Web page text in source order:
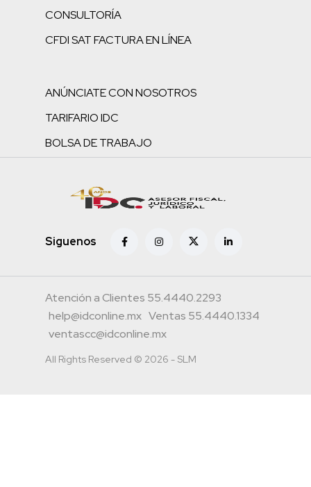
CONSULTORÍA
CFDI SAT FACTURA EN LÍNEA
ANÚNCIATE CON NOSOTROS
TARIFARIO IDC
BOLSA DE TRABAJO
Siguenos
Atención a Clientes 55.4440.2293
help@idconline.mx Ventas 55.4440.1334
ventascc@idconline.mx
All Rights Reserved © 2026 - SLM